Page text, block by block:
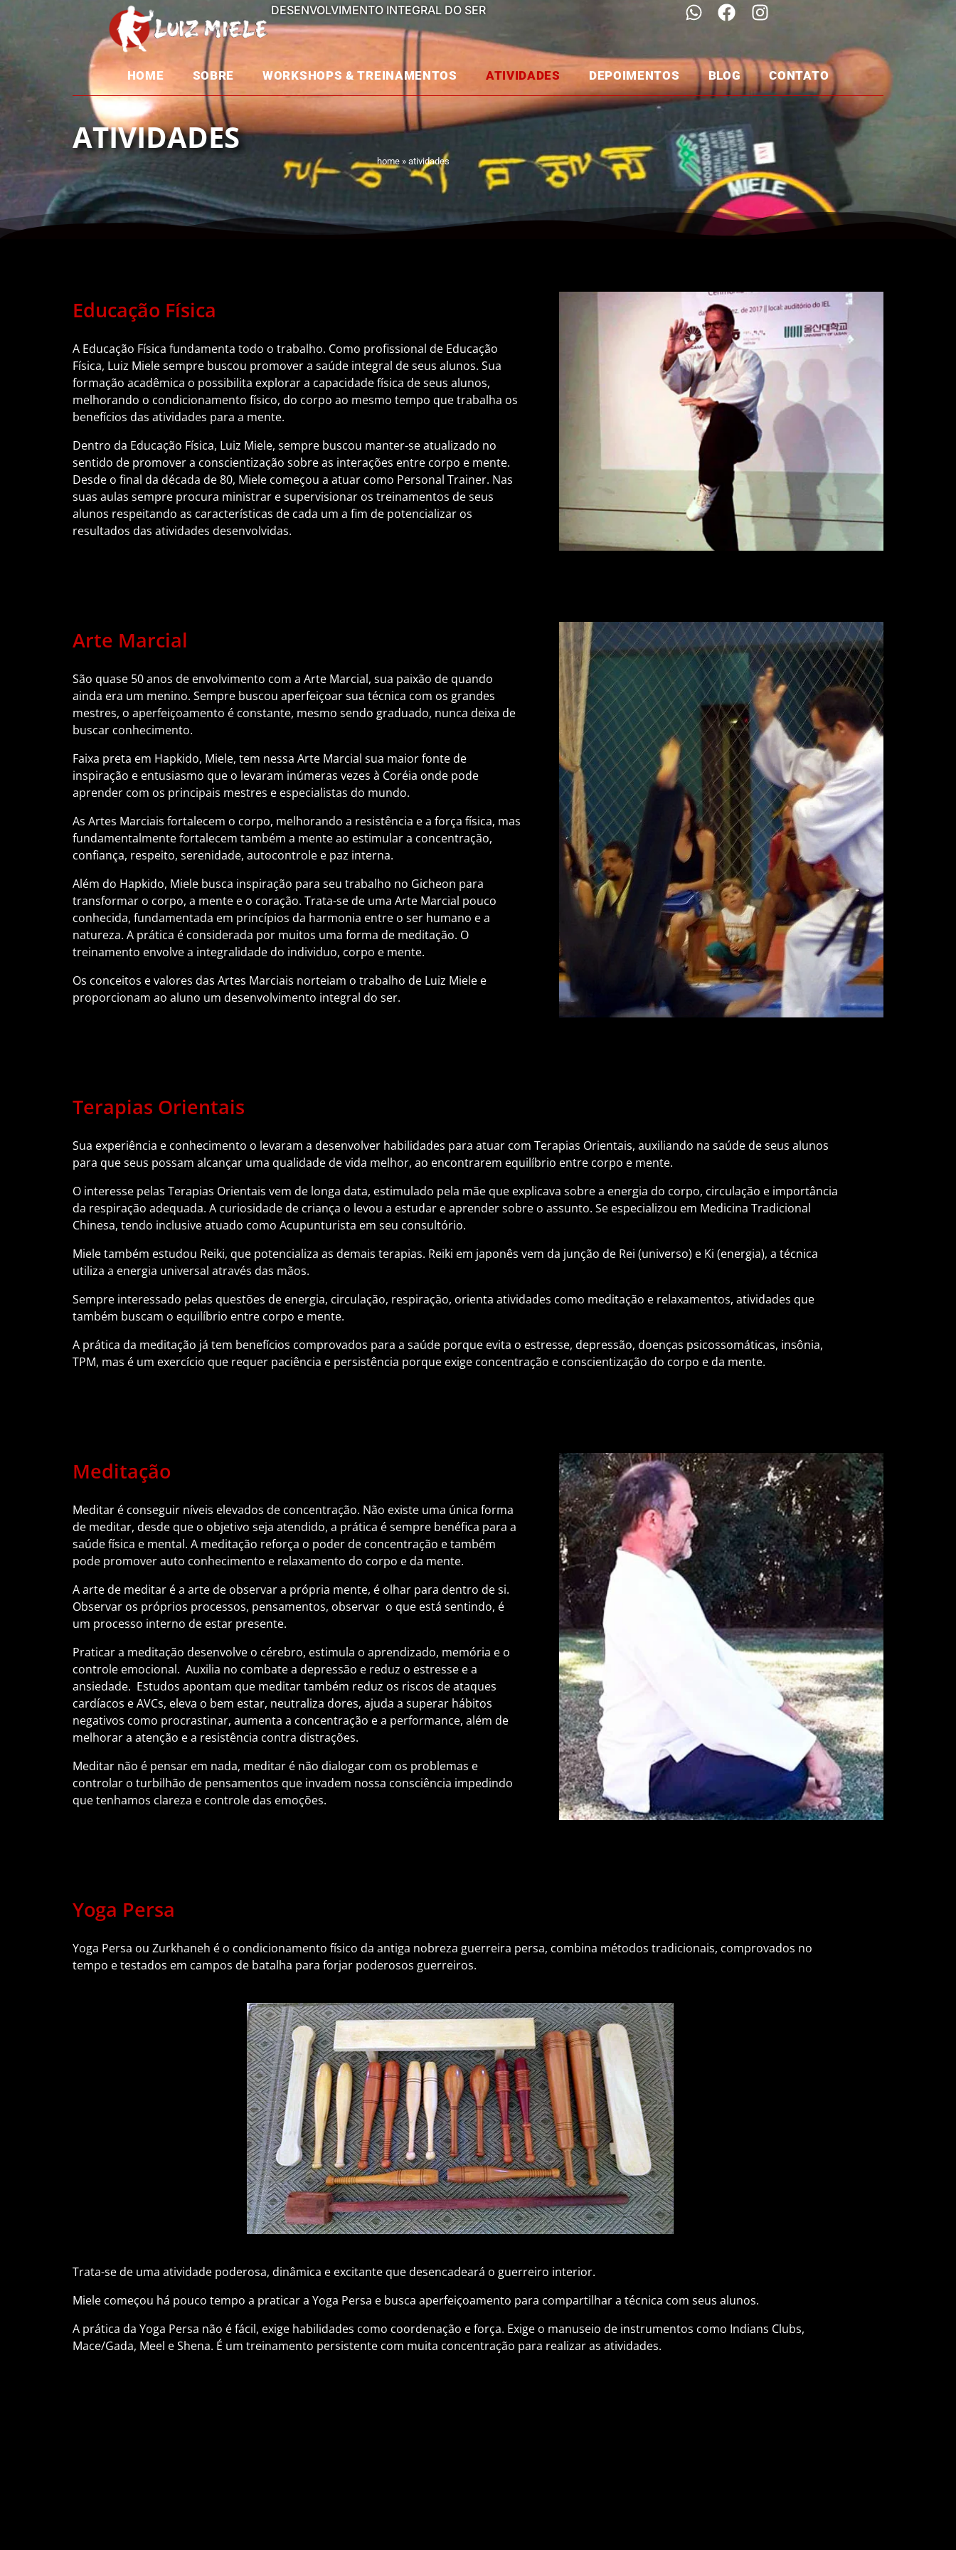
DESENVOLVIMENTO INTEGRAL DO SER
HOME SOBRE WORKSHOPS & TREINAMENTOS ATIVIDADES DEPOIMENTOS BLOG CONTATO
ATIVIDADES
home» atividades
Educação Física
A Educação Física fundamenta todo o trabalho. Como profissional de Educação
Física, Luiz Miele sempre buscou promover a saúde integral de seus alunos. Sua
formação acadêmica o possibilita explorar a capacidade física de seus alunos,
melhorando o condicionamento físico, do corpo ao mesmo tempo que trabalha os
benefícios das atividades para a mente.
Dentro da Educação Física, Luiz Miele, sempre buscou manter-se atualizado no
sentido de promover a conscientização sobre as interações entre corpo e mente.
Desde o final da década de 80, Miele começou a atuar como Personal Trainer. Nas
suas aulas sempre procura ministrar e supervisionar os treinamentos de seus
alunos respeitando as características de cada um a fim de potencializar os
resultados das atividades desenvolvidas.
Arte Marcial
São quase 50 anos de envolvimento com a Arte Marcial, sua paixão de quando
ainda era um menino. Sempre buscou aperfeiçoar sua técnica com os grandes
mestres, o aperfeiçoamento é constante, mesmo sendo graduado, nunca deixa de
buscar conhecimento.
Faixa preta em Hapkido, Miele, tem nessa Arte Marcial sua maior fonte de
inspiração e entusiasmo que o levaram inúmeras vezes à Coréia onde pode
aprender com os principais mestres e especialistas do mundo.
As Artes Marciais fortalecem o corpo, melhorando a resistência e a força física, mas
fundamentalmente fortalecem também a mente ao estimular a concentração,
confiança, respeito, serenidade, autocontrole e paz interna.
Além do Hapkido, Miele busca inspiração para seu trabalho no Gicheon para
transformar o corpo, a mente e o coração. Trata-se de uma Arte Marcial pouco
conhecida, fundamentada em princípios da harmonia entre o ser humano e a
natureza. A prática é considerada por muitos uma forma de meditação. O
treinamento envolve a integralidade do individuo, corpo e mente.
Os conceitos e valores das Artes Marciais norteiam o trabalho de Luiz Miele e
proporcionam ao aluno um desenvolvimento integral do ser.
Terapias Orientais
Sua experiência e conhecimento o levaram a desenvolver habilidades para atuar com Terapias Orientais, auxiliando na saúde de seus alunos
para que seus possam alcançar uma qualidade de vida melhor, ao encontrarem equilíbrio entre corpo e mente.
O interesse pelas Terapias Orientais vem de longa data, estimulado pela mãe que explicava sobre a energia do corpo, circulação e importância
da respiração adequada. A curiosidade de criança o levou a estudar e aprender sobre o assunto. Se especializou em Medicina Tradicional
Chinesa, tendo inclusive atuado como Acupunturista em seu consultório.
Miele também estudou Reiki, que potencializa as demais terapias. Reiki em japonês vem da junção de Rei (universo) e Ki (energia), a técnica
utiliza a energia universal através das mãos.
Sempre interessado pelas questões de energia, circulação, respiração, orienta atividades como meditação e relaxamentos, atividades que
também buscam o equilíbrio entre corpo e mente.
A prática da meditação já tem benefícios comprovados para a saúde porque evita o estresse, depressão, doenças psicossomáticas, insônia,
TPM, mas é um exercício que requer paciência e persistência porque exige concentração e conscientização do corpo e da mente.
Meditação
Meditar é conseguir níveis elevados de concentração. Não existe uma única forma
de meditar, desde que o objetivo seja atendido, a prática é sempre benéfica para a
saúde física e mental. A meditação reforça o poder de concentração e também
pode promover auto conhecimento e relaxamento do corpo e da mente.
A arte de meditar é a arte de observar a própria mente, é olhar para dentro de si.
Observar os próprios processos, pensamentos, observar o que está sentindo, é
um processo interno de estar presente.
Praticar a meditação desenvolve o cérebro, estimula o aprendizado, memória e o
controle emocional. Auxilia no combate a depressão e reduz o estresse e a
ansiedade. Estudos apontam que meditar também reduz os riscos de ataques
cardíacos e AVCs, eleva o bem estar, neutraliza dores, ajuda a superar hábitos
negativos como procrastinar, aumenta a concentração e a performance, além de
melhorar a atenção e a resistência contra distrações.
Meditar não é pensar em nada, meditar é não dialogar com os problemas e
controlar o turbilhão de pensamentos que invadem nossa consciência impedindo
que tenhamos clareza e controle das emoções.
Yoga Persa
Yoga Persa ou Zurkhaneh é o condicionamento físico da antiga nobreza guerreira persa, combina métodos tradicionais, comprovados no
tempo e testados em campos de batalha para forjar poderosos guerreiros.
Trata-se de uma atividade poderosa, dinâmica e excitante que desencadeará o guerreiro interior.
Miele começou há pouco tempo a praticar a Yoga Persa e busca aperfeiçoamento para compartilhar a técnica com seus alunos.
A prática da Yoga Persa não é fácil, exige habilidades como coordenação e força. Exige o manuseio de instrumentos como Indians Clubs,
Mace/Gada, Meel e Shena. É um treinamento persistente com muita concentração para realizar as atividades.